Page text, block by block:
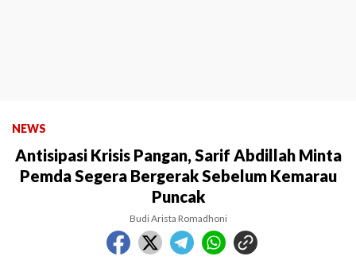
NEWS
Antisipasi Krisis Pangan, Sarif Abdillah Minta
Pemda Segera Bergerak Sebelum Kemarau
Puncak
Budi Arista Romadhoni